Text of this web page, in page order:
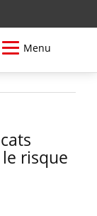
Menu
risque